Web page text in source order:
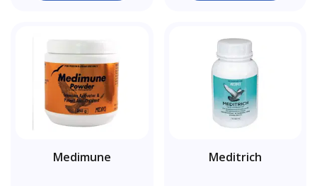
Medimune Meditrich